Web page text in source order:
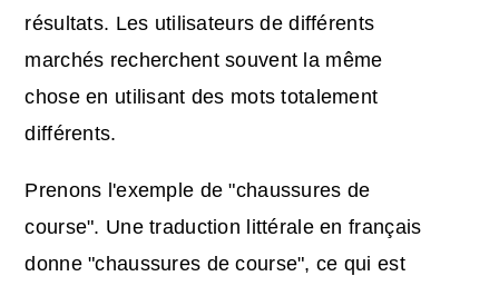
résultats. Les utilisateurs de différents
marchés recherchent souvent la même
chose en utilisant des mots totalement
différents.
Prenons l'exemple de "chaussures de
course". Une traduction littérale en français
donne "chaussures de course", ce qui est